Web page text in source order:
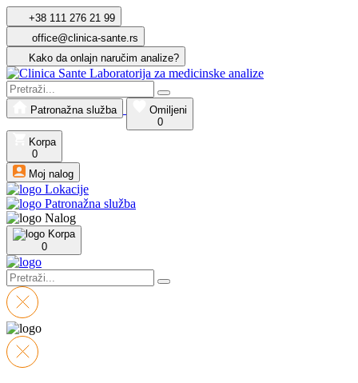
+38 111 276 21 99
office@clinica-sante.rs
Kako da onlajn naručim analize?
Patronažna služba
Omiljeni
0
Korpa
0
Moj nalog
Lokacije
Patronažna služba
Nalog
Korpa
0